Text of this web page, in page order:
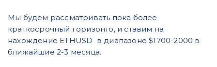
Мы будем рассматривать пока более
краткосрочный горизонто, и ставим на
нахождение ETHUSD в диапазоне $1700-2000 в
ближайшие 2-3 месяца.